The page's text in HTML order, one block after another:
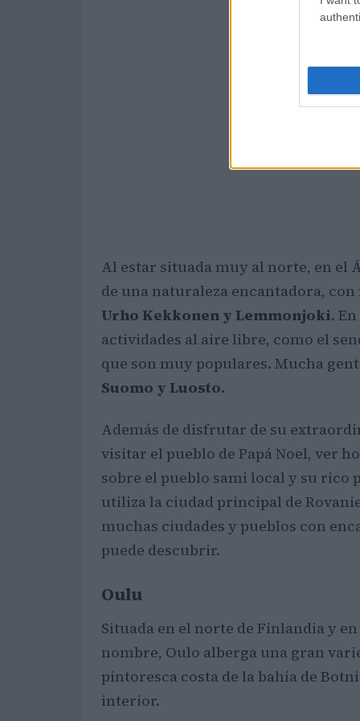
Al estar situada muy al norte, en el
de una naturaleza encantadora,
Urho Kekkonen y Lemmonjoki.
actividades al aire libre, como el
que son muy populares. Mucha
Suomo y Luosto.
Además de disfrutar de su
visitar el pueblo de Papá Noel, ver
sobre el pueblo sami local y su
utiliza la ciudad principal de
muchas ciudades y pueblos con
puede descubrir.
Oulu
Situada en el norte de Finlandia y
nombre, Oulo alberga una gran
pintoresca costa de la bahía de
interior.